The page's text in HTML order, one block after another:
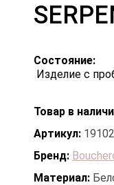
Состояние:
Изделие с
Товар в
Артикул:
Бренд:
Материал: